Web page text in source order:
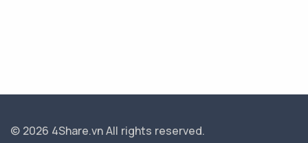
© 2026 4Share.vnAll rights reserved.